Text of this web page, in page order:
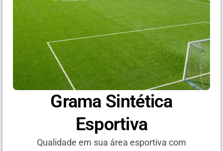
Grama Sintética
Esportiva
Qualidade em sua área esportiva com